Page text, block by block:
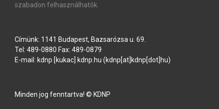
szabadon felhasználhatók.
Címünk: 1141 Budapest, Bazsarózsa u. 69.
Tel: 489-0880 Fax: 489-0879
E-mail: kdnp [kukac] kdnp hu (kdnp[at]kdnp[dot]hu)
Minden jog fenntartva! © KDNP